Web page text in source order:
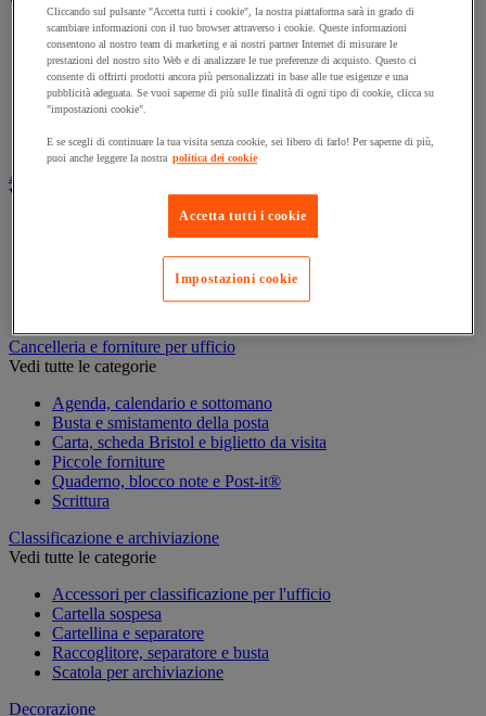
Archiviazione orizzontale
Archiviazione per cartelle sospese
Armadio
Armadio per ufficio
Carrello da ufficio
Libreria
Audiovisivi
Vedi tutte le categorie
Fotocamera, videocamera e binocolo
Insonorizzazione e registrazione professionali
Cancelleria e forniture per ufficio
Vedi tutte le categorie
Agenda, calendario e sottomano
Busta e smistamento della posta
Carta, scheda Bristol e biglietto da visita
Piccole forniture
Quaderno, blocco note e Post-it®
Scrittura
Classificazione e archiviazione
Vedi tutte le categorie
Accessori per classificazione per l'ufficio
Cartella sospesa
Cartellina e separatore
Raccoglitore, separatore e busta
Scatola per archiviazione
Decorazione
Cliccando sul pulsante "Accetta tutti i cookie", la nostra piattaforma sarà in grado di
scambiare informazioni con il tuo browser attraverso i cookie. Queste informazioni
consentono al nostro team di marketing e ai nostri partner Internet di misurare le
prestazioni del nostro sito Web e di analizzare le tue preferenze di acquisto. Questo ci
consente di offrirti prodotti ancora più personalizzati in base alle tue esigenze e una
pubblicità adeguata. Se vuoi saperne di più sulle finalità di ogni tipo di cookie, clicca su
"impostazioni cookie".
E se scegli di continuare la tua visita senza cookie, sei libero di farlo! Per saperne di più,
puoi anche leggere la nostra politica dei cookie
Accetta tutti i cookie
Impostazioni cookie